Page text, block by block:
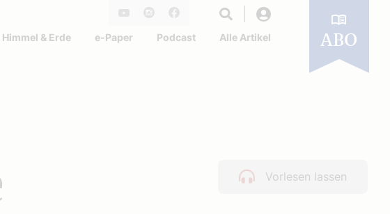
Facebook
Himmel & Erde e-Paper Podcast Alle Artikel ABO
Vorlesen lassen